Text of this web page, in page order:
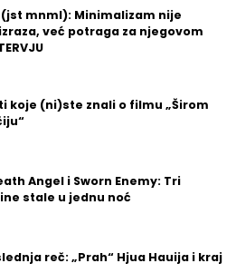
mnml): Minimalizam nije
već potraga za njegovom
koje (ni)ste znali o filmu „Širom
Angel i Sworn Enemy: Tri
stale u jednu noć
reč: „Prah“ Hjua Hauija i kraj